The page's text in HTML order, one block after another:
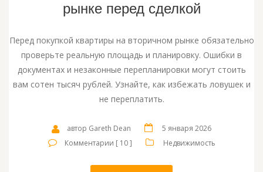
рынке перед сделкой
Перед покупкой квартиры на вторичном рынке обязательно
проверьте реальную площадь и планировку. Ошибки в
документах и незаконные перепланировки могут стоить
вам сотен тысяч рублей. Узнайте, как избежать ловушек и
не переплатить.
автор Gareth Dean
5 января 2026
Комментарии [ 10 ]
Недвижимость